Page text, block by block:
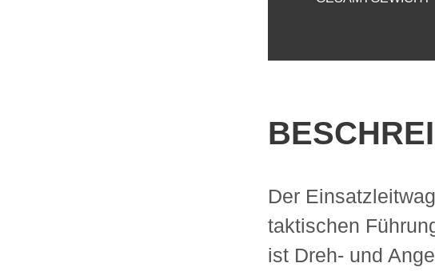
Der
taktischen
ist Dreh- und